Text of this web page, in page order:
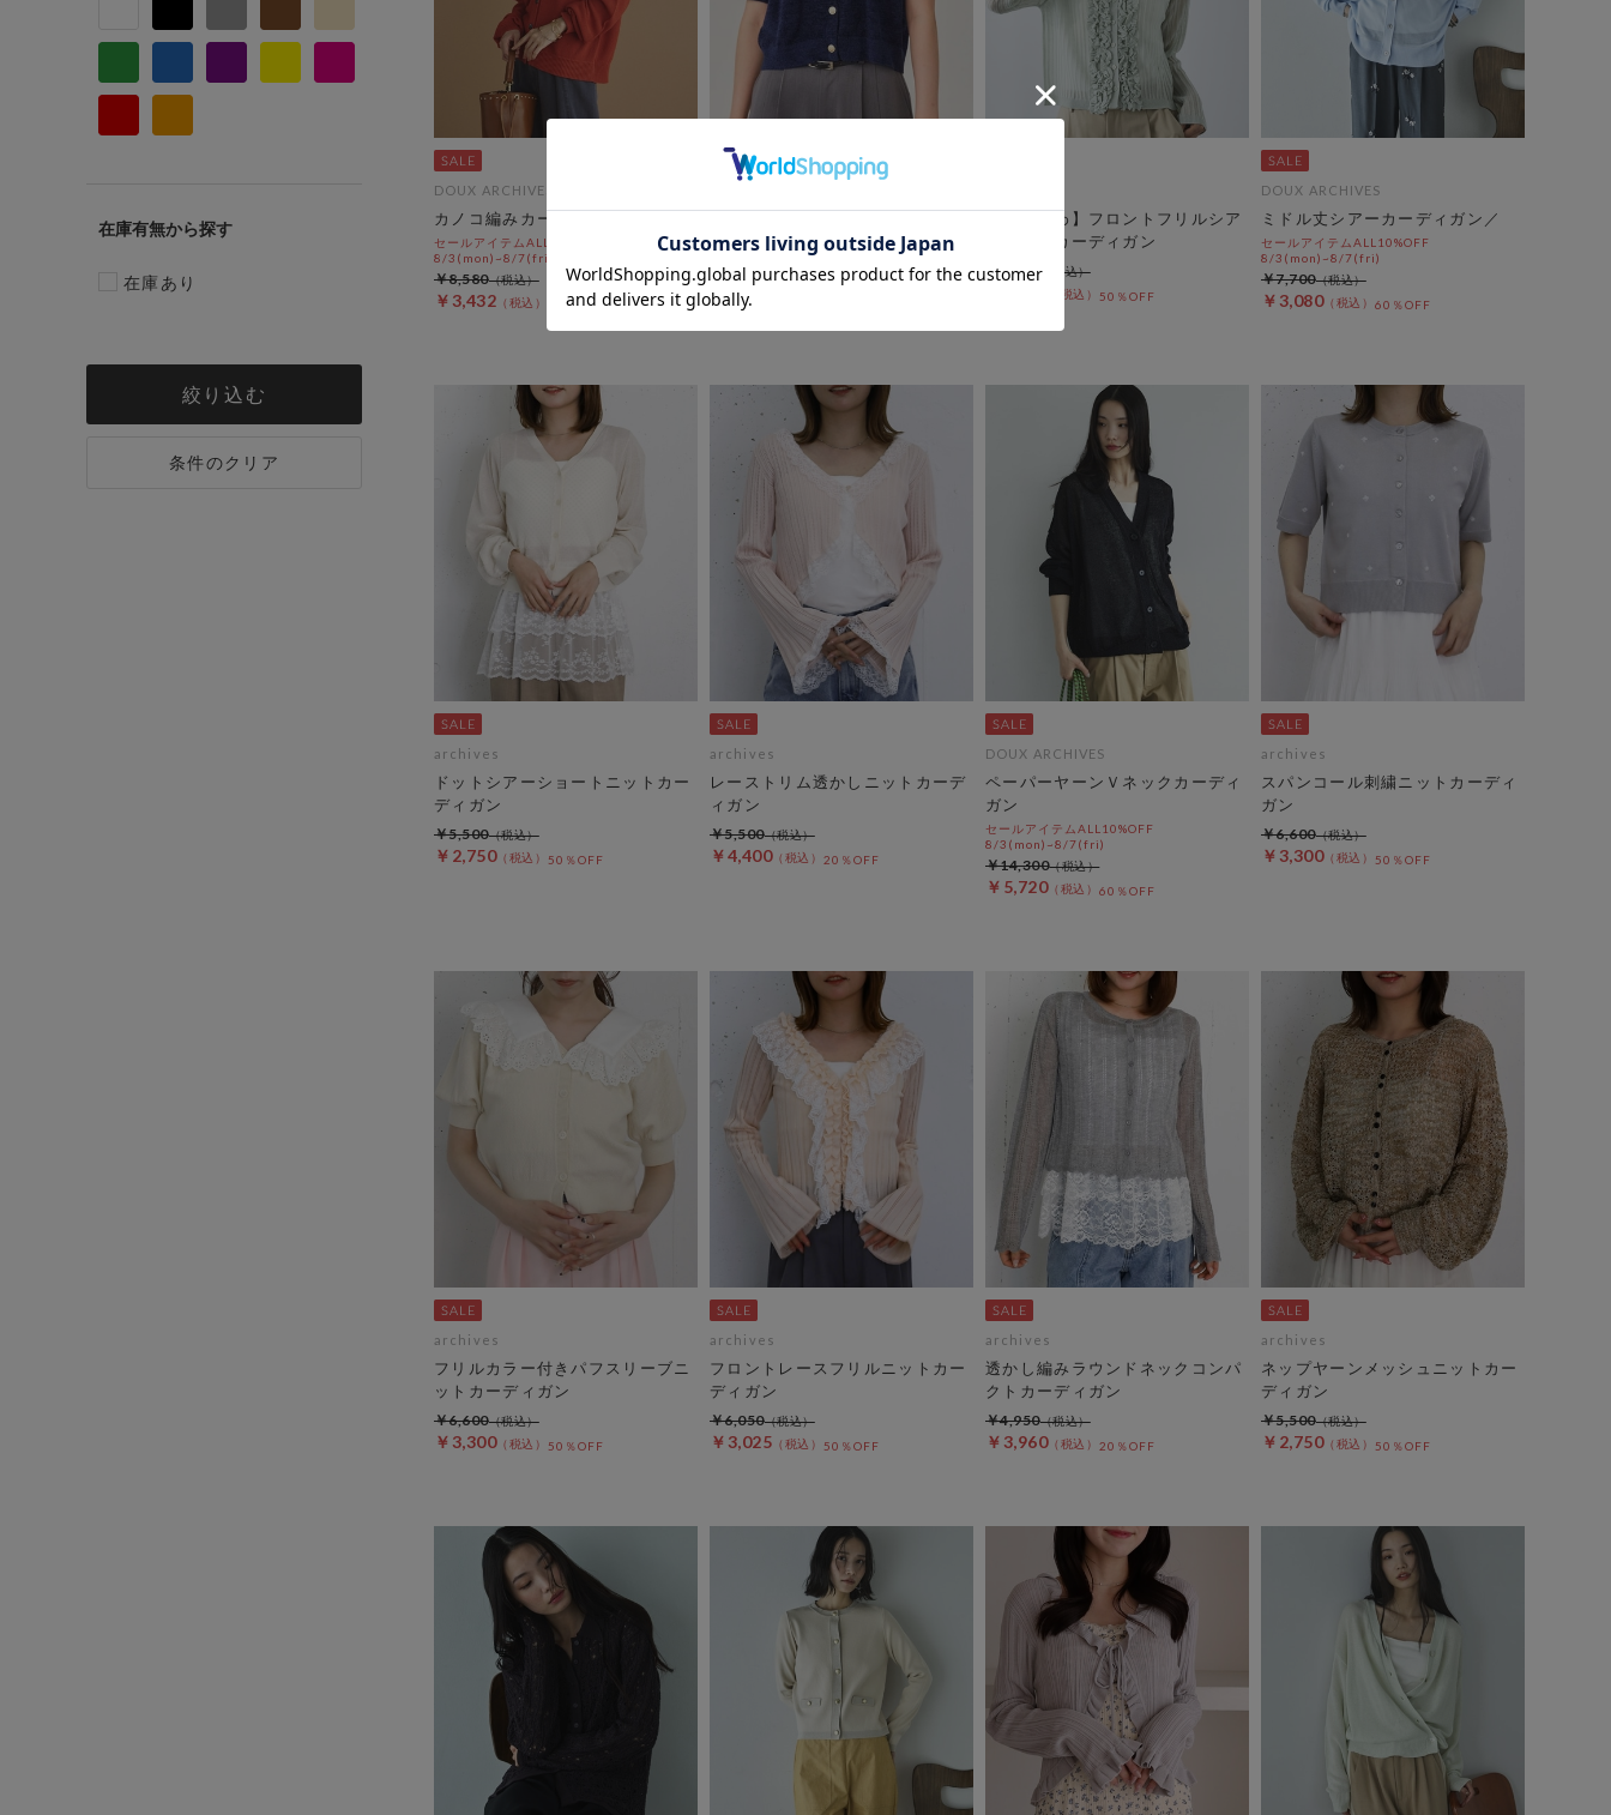
在庫有無
在庫あり
絞り込む
条件のクリア
DOUX ARCHIVES
カノコ編みカーディガン
セールアイテムALL10%OFF
8/3(mon)~8/7(fri)
￥3,432 60％OFF
￥8,580
ーディガン
￥4,400
￥5,500
【ＯＮかわ】フロントフリルシア
ーニットカーディガン
50％OFF
￥6,050
DOUX ARCHIVES
ミドル丈シアーカーディガン／
セールアイテムALL10%OFF
8/3(mon)~8/7(fri)
￥3,080 60％OFF
￥7,700
archives
ドットシアーショートニットカー
ディガン
￥2,750 50％OFF
￥5,500
archives
レーストリム透かしニットカーデ
ィガン
￥4,400 20％OFF
￥5,500
DOUX ARCHIVES
ペーパーヤーンＶネックカーディ
ガン
セールアイテムALL10%OFF
8/3(mon)~8/7(fri)
￥5,720 60％OFF
￥14,300
archives
スパンコール刺繍ニットカーディ
ガン
￥3,300 50％OFF
￥6,600
archives
フリルカラー付きパフスリーブニ
ットカーディガン
￥3,300 50％OFF
￥6,600
archives
フロントレースフリルニットカー
ディガン
￥3,025 50％OFF
￥6,050
archives
透かし編みラウンドネックコンパ
クトカーディガン
￥3,960 20％OFF
￥4,950
archives
ネップヤーンメッシュニットカー
ディガン
￥2,750 50％OFF
￥5,500